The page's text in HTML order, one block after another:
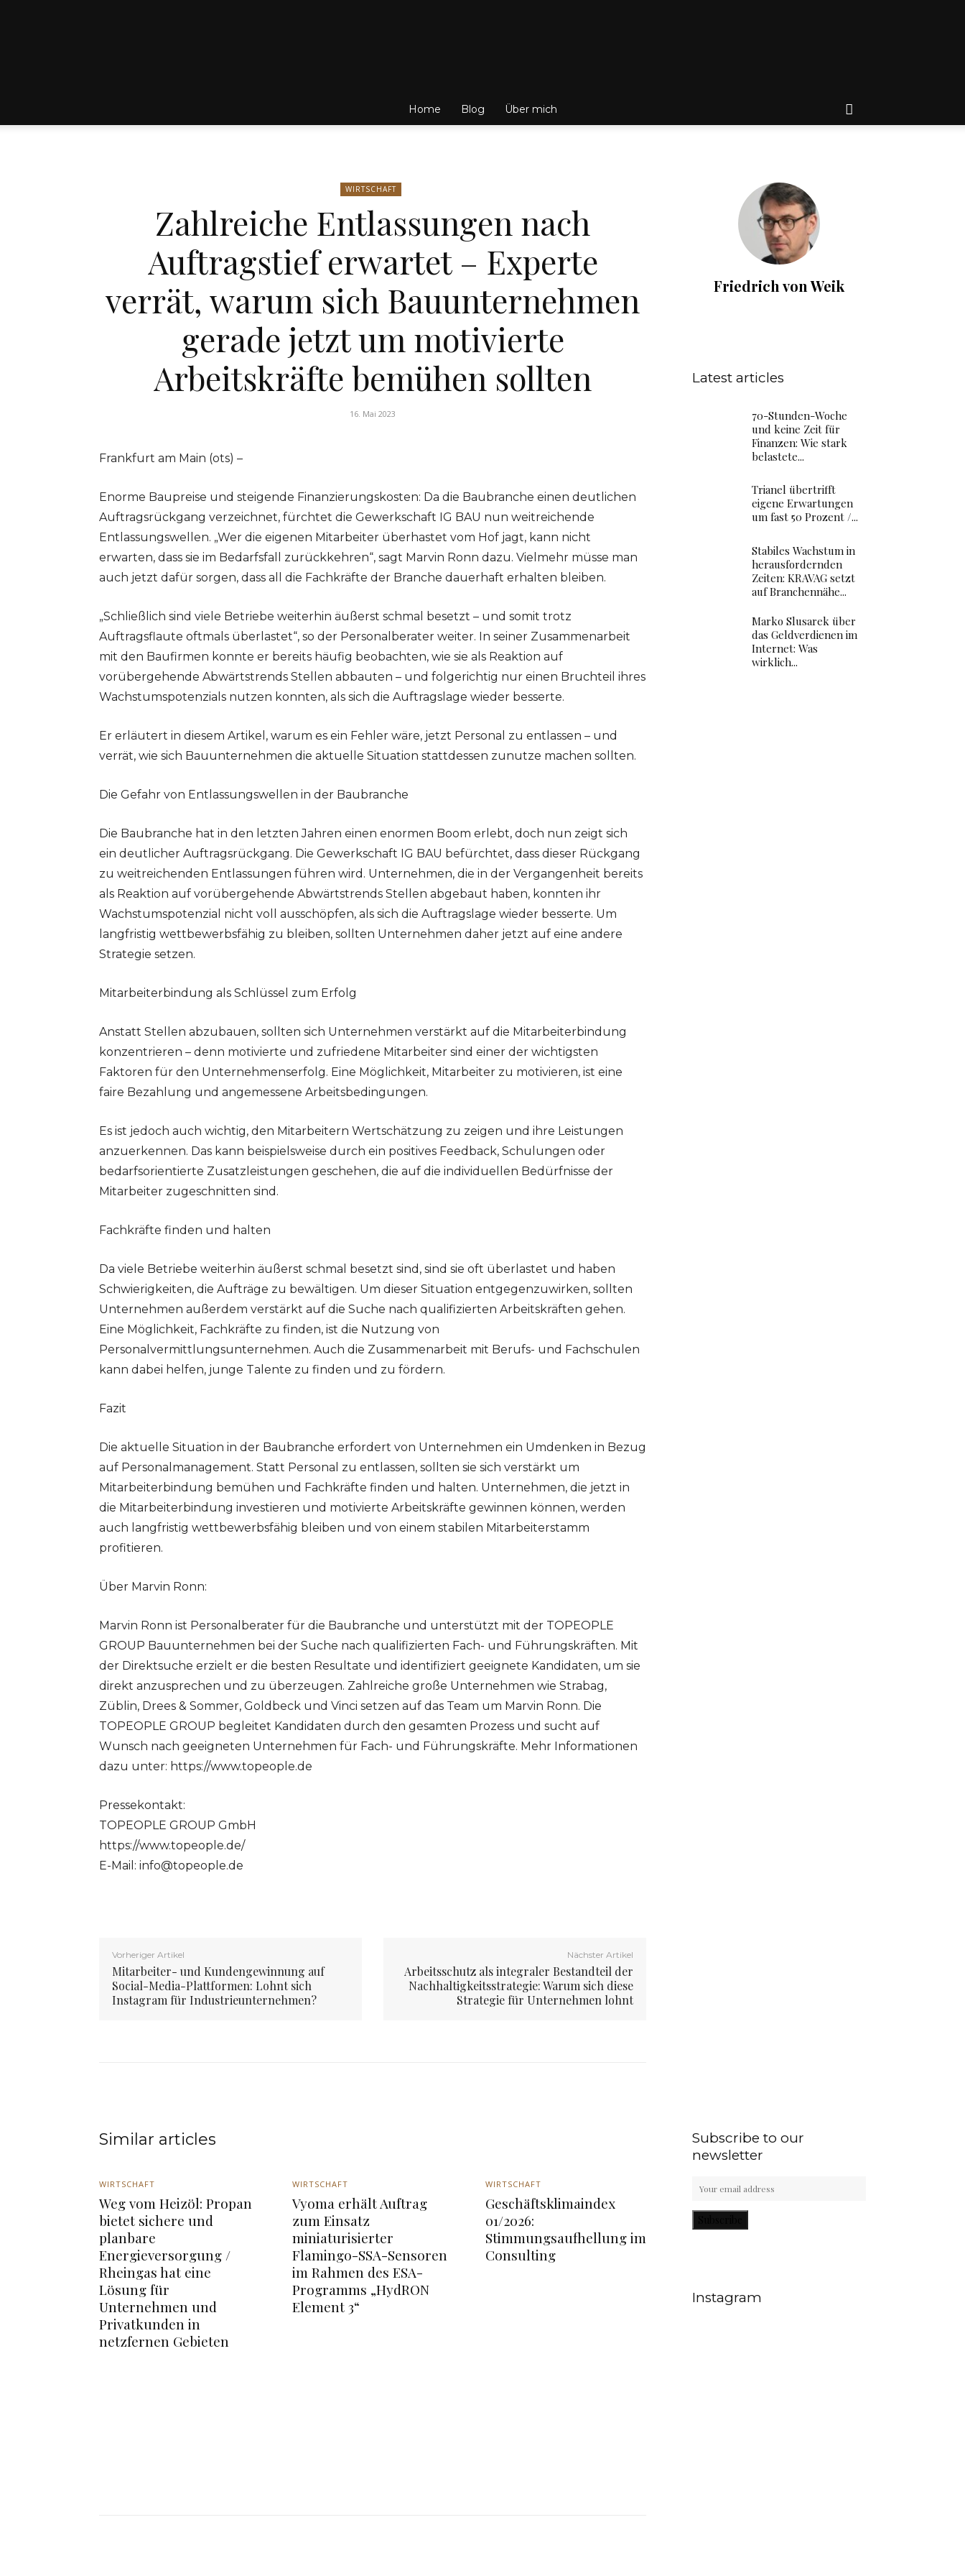
Home Blog Über mich
WIRTSCHAFT
Zahlreiche Entlassungen nach
Auftragstief erwartet – Experte
verrät, warum sich Bauunternehmen
gerade jetzt um motivierte
Arbeitskräfte bemühen sollten
16. Mai 2023
Frankfurt am Main (ots) –
Enorme Baupreise und steigende Finanzierungskosten: Da die Baubranche einen deutlichen
Auftragsrückgang verzeichnet, fürchtet die Gewerkschaft IG BAU nun weitreichende
Entlassungswellen. „Wer die eigenen Mitarbeiter überhastet vom Hof jagt, kann nicht
erwarten, dass sie im Bedarfsfall zurückkehren“, sagt Marvin Ronn dazu. Vielmehr müsse man
auch jetzt dafür sorgen, dass all die Fachkräfte der Branche dauerhaft erhalten bleiben.
„Schließlich sind viele Betriebe weiterhin äußerst schmal besetzt – und somit trotz
Auftragsflaute oftmals überlastet“, so der Personalberater weiter. In seiner Zusammenarbeit
mit den Baufirmen konnte er bereits häufig beobachten, wie sie als Reaktion auf
vorübergehende Abwärtstrends Stellen abbauten – und folgerichtig nur einen Bruchteil ihres
Wachstumspotenzials nutzen konnten, als sich die Auftragslage wieder besserte.
Er erläutert in diesem Artikel, warum es ein Fehler wäre, jetzt Personal zu entlassen – und
verrät, wie sich Bauunternehmen die aktuelle Situation stattdessen zunutze machen sollten.
Die Gefahr von Entlassungswellen in der Baubranche
Die Baubranche hat in den letzten Jahren einen enormen Boom erlebt, doch nun zeigt sich
ein deutlicher Auftragsrückgang. Die Gewerkschaft IG BAU befürchtet, dass dieser Rückgang
zu weitreichenden Entlassungen führen wird. Unternehmen, die in der Vergangenheit bereits
als Reaktion auf vorübergehende Abwärtstrends Stellen abgebaut haben, konnten ihr
Wachstumspotenzial nicht voll ausschöpfen, als sich die Auftragslage wieder besserte. Um
langfristig wettbewerbsfähig zu bleiben, sollten Unternehmen daher jetzt auf eine andere
Strategie setzen.
Mitarbeiterbindung als Schlüssel zum Erfolg
Anstatt Stellen abzubauen, sollten sich Unternehmen verstärkt auf die Mitarbeiterbindung
konzentrieren – denn motivierte und zufriedene Mitarbeiter sind einer der wichtigsten
Faktoren für den Unternehmenserfolg. Eine Möglichkeit, Mitarbeiter zu motivieren, ist eine
faire Bezahlung und angemessene Arbeitsbedingungen.
Es ist jedoch auch wichtig, den Mitarbeitern Wertschätzung zu zeigen und ihre Leistungen
anzuerkennen. Das kann beispielsweise durch ein positives Feedback, Schulungen oder
bedarfsorientierte Zusatzleistungen geschehen, die auf die individuellen Bedürfnisse der
Mitarbeiter zugeschnitten sind.
Fachkräfte finden und halten
Da viele Betriebe weiterhin äußerst schmal besetzt sind, sind sie oft überlastet und haben
Schwierigkeiten, die Aufträge zu bewältigen. Um dieser Situation entgegenzuwirken, sollten
Unternehmen außerdem verstärkt auf die Suche nach qualifizierten Arbeitskräften gehen.
Eine Möglichkeit, Fachkräfte zu finden, ist die Nutzung von
Personalvermittlungsunternehmen. Auch die Zusammenarbeit mit Berufs- und Fachschulen
kann dabei helfen, junge Talente zu finden und zu fördern.
Fazit
Die aktuelle Situation in der Baubranche erfordert von Unternehmen ein Umdenken in Bezug
auf Personalmanagement. Statt Personal zu entlassen, sollten sie sich verstärkt um
Mitarbeiterbindung bemühen und Fachkräfte finden und halten. Unternehmen, die jetzt in
die Mitarbeiterbindung investieren und motivierte Arbeitskräfte gewinnen können, werden
auch langfristig wettbewerbsfähig bleiben und von einem stabilen Mitarbeiterstamm
profitieren.
Über Marvin Ronn:
Marvin Ronn ist Personalberater für die Baubranche und unterstützt mit der TOPEOPLE
GROUP Bauunternehmen bei der Suche nach qualifizierten Fach- und Führungskräften. Mit
der Direktsuche erzielt er die besten Resultate und identifiziert geeignete Kandidaten, um sie
direkt anzusprechen und zu überzeugen. Zahlreiche große Unternehmen wie Strabag,
Züblin, Drees & Sommer, Goldbeck und Vinci setzen auf das Team um Marvin Ronn. Die
TOPEOPLE GROUP begleitet Kandidaten durch den gesamten Prozess und sucht auf
Wunsch nach geeigneten Unternehmen für Fach- und Führungskräfte. Mehr Informationen
dazu unter: https://www.topeople.de
Pressekontakt:
TOPEOPLE GROUP GmbH
https://www.topeople.de/
E-Mail: info@topeople.de
Vorheriger Artikel
Mitarbeiter- und Kundengewinnung auf
Social-Media-Plattformen: Lohnt sich
Instagram für Industrieunternehmen?
Nächster Artikel
Arbeitsschutz als integraler Bestandteil der
Nachhaltigkeitsstrategie: Warum sich diese
Strategie für Unternehmen lohnt
Friedrich von Weik
Latest articles
70-Stunden-Woche
und keine Zeit für
Finanzen: Wie stark
belastete...
Trianel übertrifft
eigene Erwartungen
um fast 50 Prozent /...
Stabiles Wachstum in
herausfordernden
Zeiten: KRAVAG setzt
auf Branchennähe...
Marko Slusarek über
das Geldverdienen im
Internet: Was
wirklich...
Similar articles
WIRTSCHAFT
Weg vom Heizöl: Propan
bietet sichere und
planbare
Energieversorgung /
Rheingas hat eine
Lösung für
Unternehmen und
Privatkunden in
netzfernen Gebieten
WIRTSCHAFT
Vyoma erhält Auftrag
zum Einsatz
miniaturisierter
Flamingo-SSA-Sensoren
im Rahmen des ESA-
Programms „HydRON
Element 3“
WIRTSCHAFT
Geschäftsklimaindex
01/2026:
Stimmungsaufhellung im
Consulting
Subscribe to our
newsletter
Instagram